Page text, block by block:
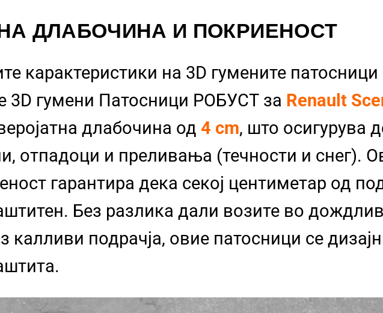
ДЛАБОЧИНА И ПОКРИЕНОСТ
карактеристики на 3D гумените
3D гумени Патосници РОБУСТ за Renault
длабочина од 4 cm, што осигурува
отпадоци и преливања (течности и снег).
гарантира дека секој центиметар од
Без разлика дали возите во
калливи подрачја, овие патосници се